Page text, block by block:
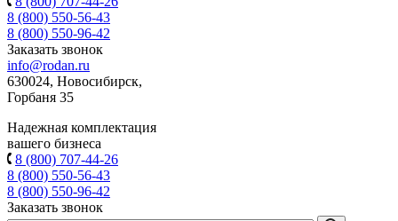
8 (800) 550-56-43
8 (800) 550-96-42
Заказать звонок
info@rodan.ru
630024, Новосибирск,
Горбаня 35
Надежная комплектация
вашего бизнеса
8 (800) 707-44-26
8 (800) 550-56-43
8 (800) 550-96-42
Заказать звонок